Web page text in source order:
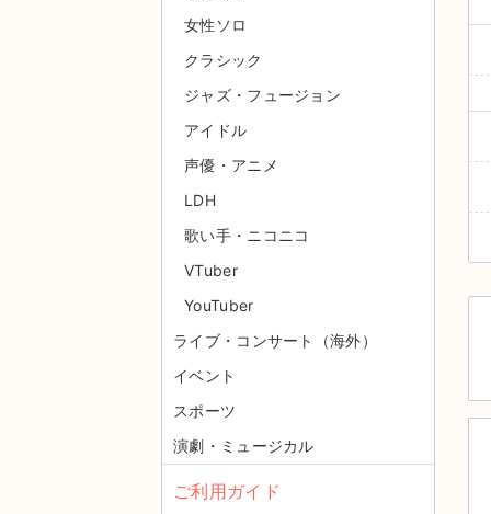
女性ソロ
クラシック
ジャズ・フュージョン
アイドル
声優・アニメ
LDH
歌い手・ニコニコ
VTuber
YouTuber
ライブ・コンサート（海外）
イベント
スポーツ
演劇・ミュージカル
ご利用ガイド